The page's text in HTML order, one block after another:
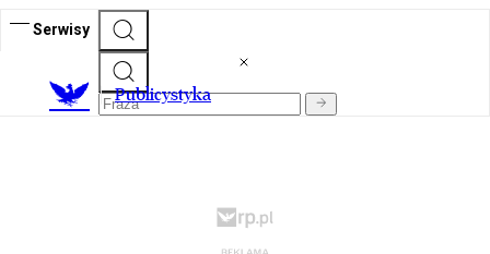
Serwisy
Publicystyka